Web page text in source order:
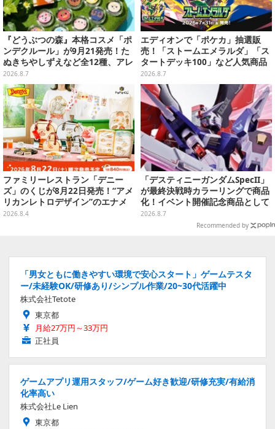
『どうぶつの森』本格コスメ「ポ
ンデクルール」が9月21発売！た
ぬきちやしずえなど全12種、アレ
ンジできるリアクションシールも
付属
2026.8.7
エディオンで「ポケカ」抽選販
売！「ストームエメラルダ」「ス
タートデッキ100」など人気商品
が対象
2026.8.7
ファミリーレストラン「デニー
ズ」のくじが8月22日発売！“アメ
リカンレトロデザイン”のエナメ
ルバッグやTシャツなど、日常使
2026.8.4
「デスティニーガンダムSpecII」
が最終決戦時カラーリングで商品
化！イベント開催記念商品として
METAL ROBOT魂に新登場
2026.8.7
Recommended by
「男女ともに働きやすい環境で安心スタート」ゲームテスタ
ー/未経験OK/研修あり/シンプル作業/20~30代活躍中
株式会社Tetote
東京都
月給27万円～33万円
正社員
ゲームアプリ運用スタッフ/ゲーム好き歓迎/研修充実/有給消
化率高い
株式会社Le Lien
東京都